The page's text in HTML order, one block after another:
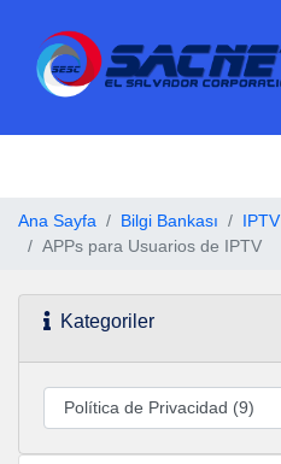
Ana Sayfa Bilgi Bankası
IPTV
APPs para Usuarios de IPTV
Kategoriler